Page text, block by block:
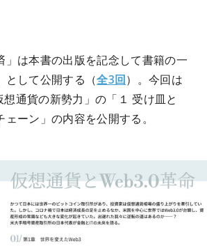
」は本書の出版を記念して書籍の一
として公開する（全3回）。今回は
想通貨の新勢力」の「１ 受け皿と
ーン」の内容を公開する。